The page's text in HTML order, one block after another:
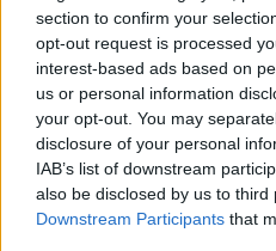
section to confirm your
opt-out request is processed
interest-based ads based on
us or personal information
your opt-out. You may
disclosure of your personal
IAB’s list of downstream
also be disclosed by us to third
Downstream Participants that